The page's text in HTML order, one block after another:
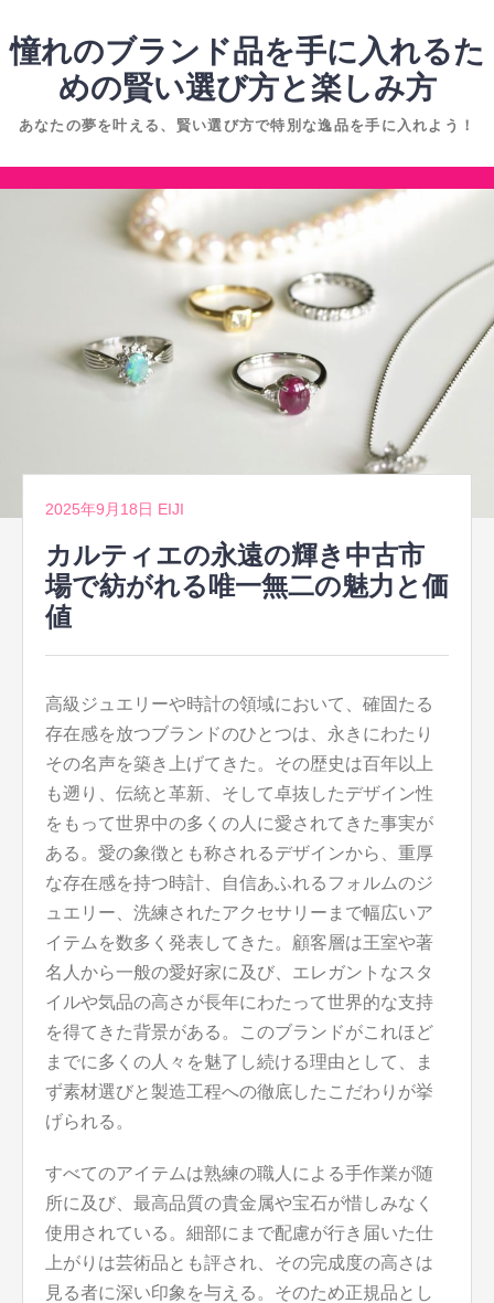
ン
へ
ス
憧れのブランド品を手に入れるた
めの賢い選び方と楽しみ方
あなたの夢を叶える、賢い選び方で特別な逸品を手に入れよう！
コ
2025年9月18日 EIJI
カルティエの永遠の輝き中古市
場で紡がれる唯一無二の魅力と価
値
高級ジュエリーや時計の領域において、確固たる
存在感を放つブランドのひとつは、永きにわたり
その名声を築き上げてきた。 その歴史は百年以上
も遡り、伝統と革新、そして卓抜したデザイン性
をもって世界中の多くの人に愛されてきた事実が
ある。愛の象徴とも称されるデザインから、重厚
な存在感を持つ時計、自信あふれるフォルムのジ
ュエリー、洗練されたアクセサリーまで幅広いア
イテムを数多く発表してきた。顧客層は王室や著
名人から一般の愛好家に及び、エレガントなスタ
イルや気品の高さが長年にわたって世界的な支持
を得てきた背景がある。このブランドがこれほど
までに多くの人々を魅了し続ける理由として、ま
ず素材選びと製造工程への徹底したこだわりが挙
げられる。
すべてのアイテムは熟練の職人による手作業が随
所に及び、最高品質の貴金属や宝石が惜しみなく
使用されている。細部にまで配慮が行き届いた仕
上がりは芸術品とも評され、その完成度の高さは
見る者に深い印象を与える。そのため正規品とし